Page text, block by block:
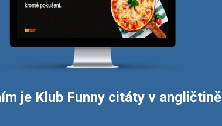
je Klub Funny citáty v angličtině